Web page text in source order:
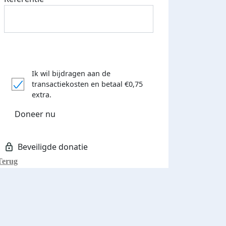
Ik wil bijdragen aan de
transactiekosten en betaal €0,75
extra.
Doneer nu